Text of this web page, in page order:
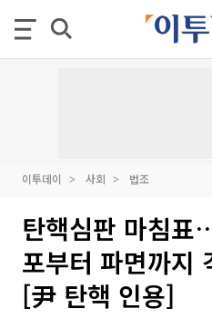
이투데이 사회 법조
탄핵심판 마침표
포부터 파면까지
[尹 탄핵 인용]